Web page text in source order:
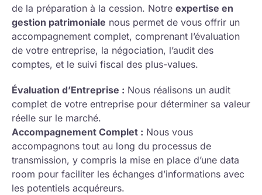
de la préparation à la cession. Notre expertise en
gestion patrimoniale nous permet de vous offrir un
accompagnement complet, comprenant l’évaluation
de votre entreprise, la négociation, l’audit des
comptes, et le suivi fiscal des plus-values.
Évaluation d’Entreprise : Nous réalisons un audit
complet de votre entreprise pour déterminer sa valeur
réelle sur le marché.
Accompagnement Complet : Nous vous
accompagnons tout au long du processus de
transmission, y compris la mise en place d’une data
room pour faciliter les échanges d’informations avec
les potentiels acquéreurs.